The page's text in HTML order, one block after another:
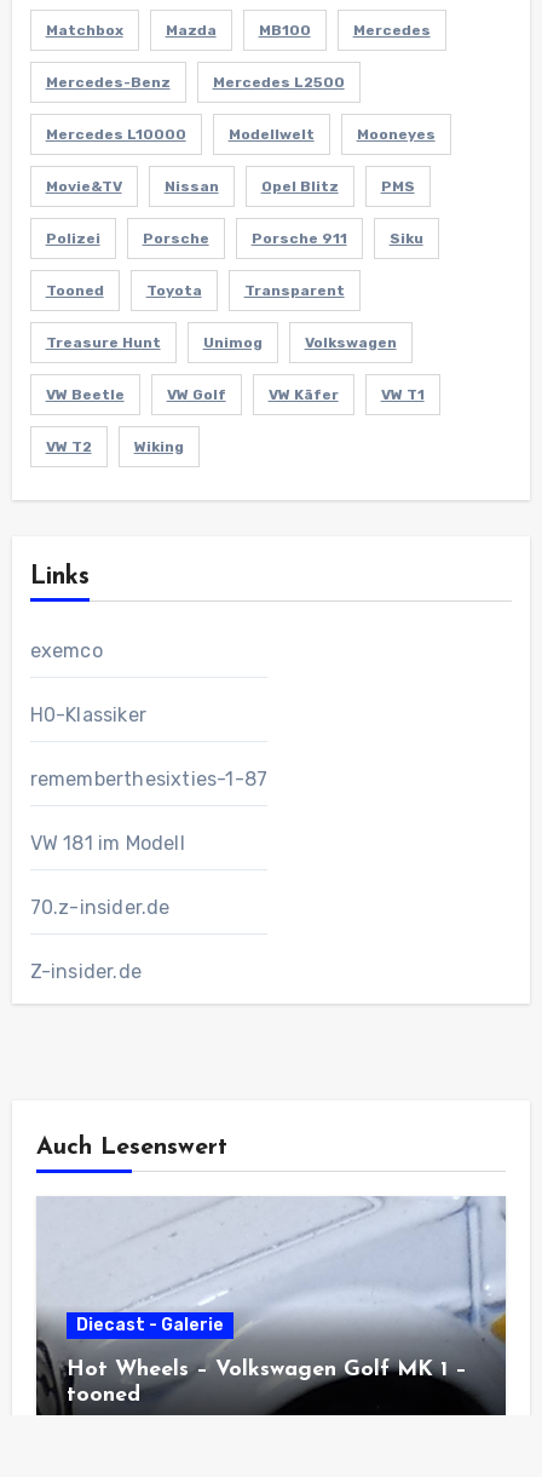
Matchbox Mazda MB100 Mercedes
Mercedes-Benz Mercedes L2500
Mercedes L10000 Modellwelt Mooneyes
Movie&TV Nissan Opel Blitz PMS
Polizei Porsche Porsche 911 Siku
Tooned Toyota Transparent
Treasure Hunt Unimog Volkswagen
VW Beetle VW Golf VW Käfer VW T1
VW T2 Wiking
Links
exemco
H0-Klassiker
rememberthesixties-1-87
VW 181 im Modell
70.z-insider.de
Z-insider.de
Auch Lesenswert
Diecast - Galerie
Hot Wheels – Volkswagen Golf MK 1 –
tooned